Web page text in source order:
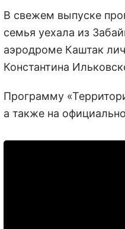
В свежем выпуске
семья уехала из
аэродроме Каштак
Константина
Программу
а также на